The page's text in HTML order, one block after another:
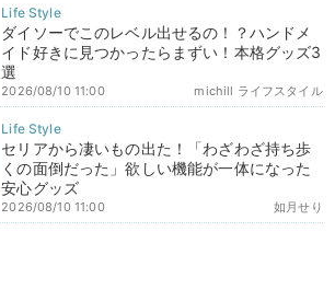
ダイソーでこのレベル出せるの！？ハンドメ
イド好きに見つかったらまずい！本格グッズ3
選
michill ライフスタイル
2026/08/10 11:00
セリアから凄いもの出た！「わざわざ持ち歩
くの面倒だった」欲しい機能が一体になった
安心グッズ
如月せり
2026/08/10 11:00